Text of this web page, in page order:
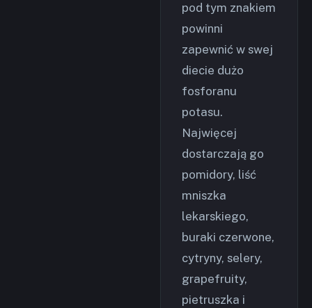
pod tym znakiem
powinni
zapewnić w swej
diecie dużo
fosforanu
potasu.
Najwięcej
dostarczają go
pomidory, liść
mniszka
lekarskiego,
buraki czerwone,
cytryny, selery,
grapefruity,
pietruszka i